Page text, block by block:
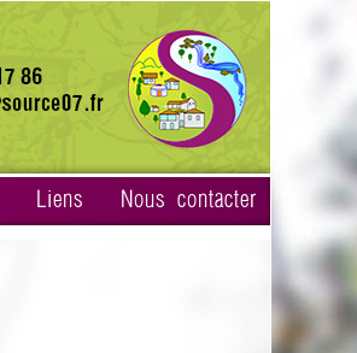
Liens Nous contacter